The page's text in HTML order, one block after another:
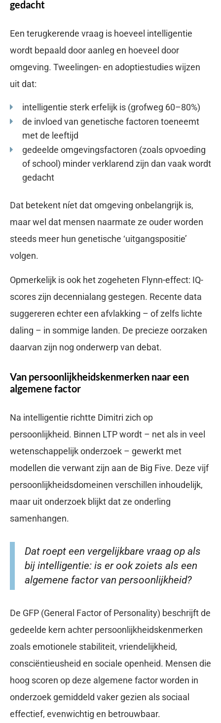
gedacht
Een terugkerende vraag is hoeveel intelligentie
wordt bepaald door aanleg en hoeveel door
omgeving. Tweelingen- en adoptiestudies wijzen
uit dat:
intelligentie sterk erfelijk is (grofweg 60–80%)
de invloed van genetische factoren toeneemt
met de leeftijd
gedeelde omgevingsfactoren (zoals opvoeding
of school) minder verklarend zijn dan vaak wordt
gedacht
Dat betekent níet dat omgeving onbelangrijk is,
maar wel dat mensen naarmate ze ouder worden
steeds meer hun genetische ‘uitgangspositie’
volgen.
Opmerkelijk is ook het zogeheten Flynn-effect: IQ-
scores zijn decennialang gestegen. Recente data
suggereren echter een afvlakking – of zelfs lichte
daling – in sommige landen. De precieze oorzaken
daarvan zijn nog onderwerp van debat.
Van persoonlijkheidskenmerken naar een
algemene factor
Na intelligentie richtte Dimitri zich op
persoonlijkheid. Binnen LTP wordt – net als in veel
wetenschappelijk onderzoek – gewerkt met
modellen die verwant zijn aan de Big Five. Deze vijf
persoonlijkheidsdomeinen verschillen inhoudelijk,
maar uit onderzoek blijkt dat ze onderling
samenhangen.
Dat roept een vergelijkbare vraag op als
bij intelligentie: is er ook zoiets als een
algemene factor van persoonlijkheid?
De GFP (General Factor of Personality) beschrijft de
gedeelde kern achter persoonlijkheidskenmerken
zoals emotionele stabiliteit, vriendelijkheid,
consciëntieusheid en sociale openheid. Mensen die
hoog scoren op deze algemene factor worden in
onderzoek gemiddeld vaker gezien als sociaal
effectief, evenwichtig en betrouwbaar.